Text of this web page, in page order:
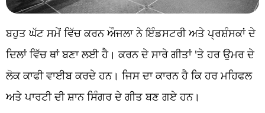
ਬਹੁਤ ਘੱਟ ਸਮੇਂ ਵਿੱਚ ਕਰਨ ਔਜਲਾ ਨੇ ਇੰਡਸਟਰੀ ਅਤੇ ਪ੍ਰਸ਼ੰਸਕਾਂ ਦੇ
ਦਿਲਾਂ ਵਿੱਚ ਥਾਂ ਬਣਾ ਲਈ ਹੈ। ਕਰਨ ਦੇ ਸਾਰੇ ਗੀਤਾਂ 'ਤੇ ਹਰ ਉਮਰ ਦੇ
ਲੋਕ ਕਾਫੀ ਵਾਈਬ ਕਰਦੇ ਹਨ। ਜਿਸ ਦਾ ਕਾਰਨ ਹੈ ਕਿ ਹਰ ਮਹਿਫਲ
ਅਤੇ ਪਾਰਟੀ ਦੀ ਸ਼ਾਨ ਸਿੰਗਰ ਦੇ ਗੀਤ ਬਣ ਗਏ ਹਨ।